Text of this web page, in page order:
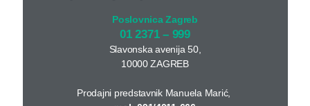
Poslovnica Zagreb
01 2371 – 999
Slavonska avenija 50,
10000 ZAGREB
Prodajni predstavnik Manuela Marić,